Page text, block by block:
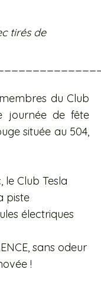
tirés de
du Club
journée de fête
située au 504,
Club Tesla
piste
électriques
sans odeur
!